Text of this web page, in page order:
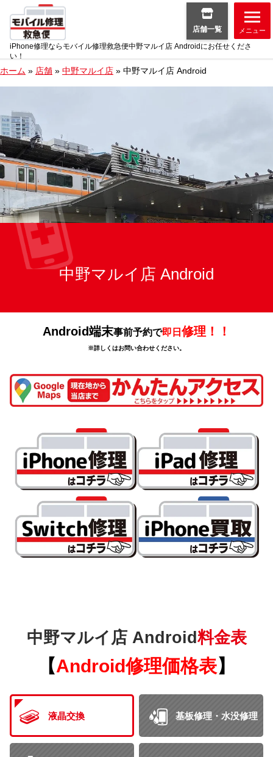
iPhone修理ならモバイル修理救急便中野マルイ店 Androidにお任せくださ
い！
店舗一覧 メニュー
ホーム » 店舗 » 中野マルイ店 » 中野マルイ店 Android
中野マルイ店 Android
Android端末事前予約で即日修理！！
※詳しくはお問い合わせください。
中野マルイ店 Android 料金表
【Android修理価格表】
液晶交換 基板修理・水没修理